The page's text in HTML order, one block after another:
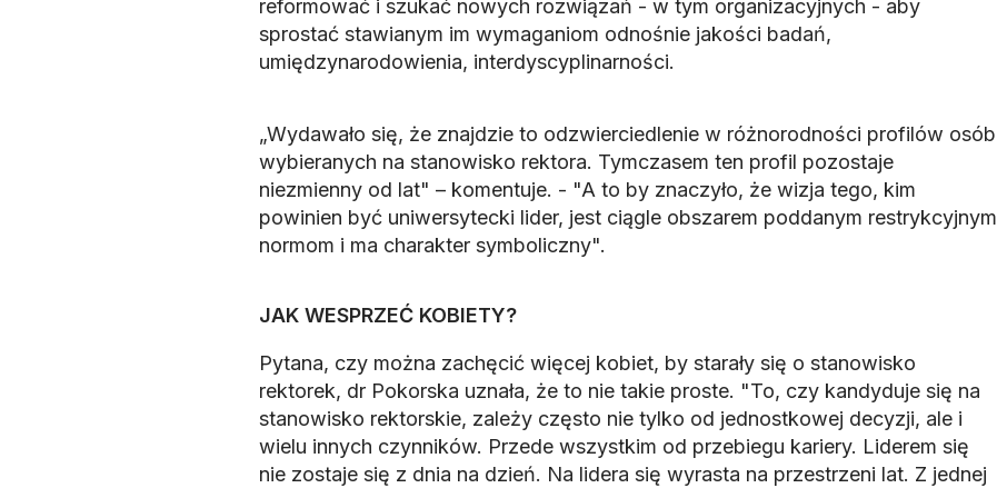
reformować i szukać nowych rozwiązań - w tym organizacyjnych - aby
sprostać stawianym im wymaganiom odnośnie jakości badań,
umiędzynarodowienia, interdyscyplinarności.
„Wydawało się, że znajdzie to odzwierciedlenie w różnorodności profilów osób
wybieranych na stanowisko rektora. Tymczasem ten profil pozostaje
niezmienny od lat" – komentuje. - "A to by znaczyło, że wizja tego, kim
powinien być uniwersytecki lider, jest ciągle obszarem poddanym restrykcyjnym
normom i ma charakter symboliczny".
JAK WESPRZEĆ KOBIETY?
Pytana, czy można zachęcić więcej kobiet, by starały się o stanowisko
rektorek, dr Pokorska uznała, że to nie takie proste. "To, czy kandyduje się na
stanowisko rektorskie, zależy często nie tylko od jednostkowej decyzji, ale i
wielu innych czynników. Przede wszystkim od przebiegu kariery. Liderem się
nie zostaje się z dnia na dzień. Na lidera się wyrasta na przestrzeni lat. Z jednej